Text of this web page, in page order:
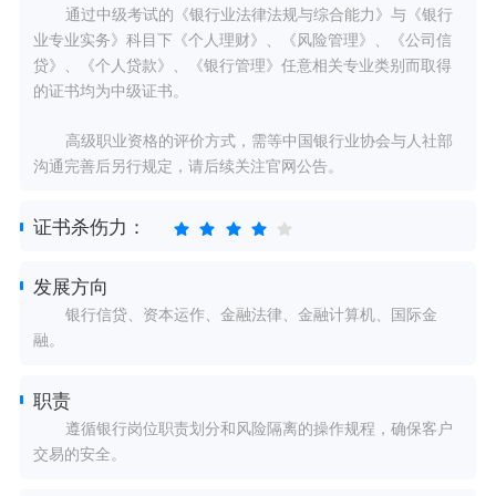
通过中级考试的《银行业法律法规与综合能力》与《银行
业专业实务》科目下《个人理财》、《风险管理》、《公司信
贷》、《个人贷款》、《银行管理》任意相关专业类别而取得
的证书均为中级证书。
高级职业资格的评价方式，需等中国银行业协会与人社部
沟通完善后另行规定，请后续关注官网公告。
证书杀伤力：
发展方向
银行信贷、资本运作、金融法律、金融计算机、国际金
融。
职责
遵循银行岗位职责划分和风险隔离的操作规程，确保客户
交易的安全。